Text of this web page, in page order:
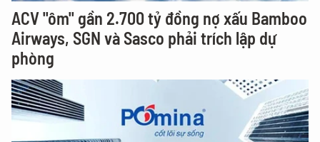
ACV "ôm" gần 2.700 tỷ đồng nợ xấu Bamboo
Airways, SGN và Sasco phải trích lập dự
phòng